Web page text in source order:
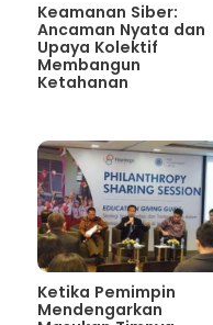
Keamanan Siber:
Ancaman Nyata dan
Upaya Kolektif
Membangun
Ketahanan
Ketika Pemimpin
Mendengarkan